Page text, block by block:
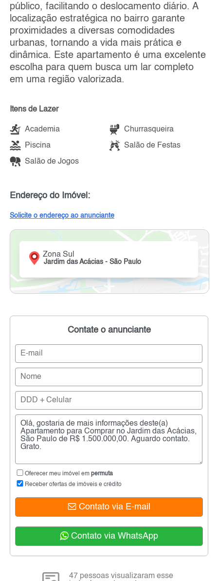
público, facilitando o deslocamento diário. A
localização estratégica no bairro garante
proximidades a diversas comodidades
urbanas, tornando a vida mais prática e
dinâmica. Este apartamento é uma excelente
escolha para quem busca um lar completo
em uma região valorizada.
Itens de Lazer
Academia Churrasqueira
Piscina Salão de Festas
Salão de Jogos
Endereço do Imóvel:
Solicite o endereço ao anunciante
Zona Sul
Jardim das Acácias - São Paulo
Contate o anunciante
Oferecer meu imóvel em permuta
Receber ofertas de imóveis e crédito
Contato via E-mail
Contato via WhatsApp
47 pessoas visualizaram esse